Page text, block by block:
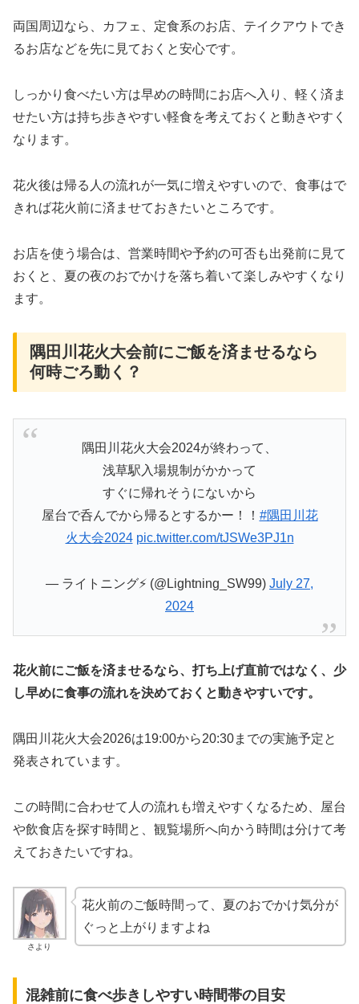
両国周辺なら、カフェ、定食系のお店、テイクアウトでき
るお店などを先に見ておくと安心です。
しっかり食べたい方は早めの時間にお店へ入り、軽く済ま
せたい方は持ち歩きやすい軽食を考えておくと動きやすく
なります。
花火後は帰る人の流れが一気に増えやすいので、食事はで
きれば花火前に済ませておきたいところです。
お店を使う場合は、営業時間や予約の可否も出発前に見て
おくと、夏の夜のおでかけを落ち着いて楽しみやすくなり
ます。
隅田川花火大会前にご飯を済ませるなら
何時ごろ動く？
隅田川花火大会2024が終わって、
浅草駅入場規制がかかって
すぐに帰れそうにないから
屋台で呑んでから帰るとするかー！！ #隅田川花
火大会2024 pic.twitter.com/tJSWe3PJ1n
— ライトニング⚡️ (@Lightning_SW99) July 27,
2024
花火前にご飯を済ませるなら、打ち上げ直前ではなく、少
し早めに食事の流れを決めておくと動きやすいです。
隅田川花火大会2026は19:00から20:30までの実施予定と
発表されています。
この時間に合わせて人の流れも増えやすくなるため、屋台
や飲食店を探す時間と、観覧場所へ向かう時間は分けて考
えておきたいですね。
さより
花火前のご飯時間って、夏のおでかけ気分が
ぐっと上がりますよね
混雑前に食べ歩きしやすい時間帯の目安